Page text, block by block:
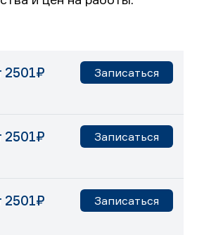
2501₽ Записаться
2501₽ Записаться
2501₽ Записаться